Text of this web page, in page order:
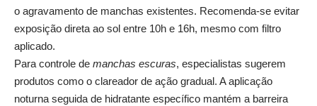
o agravamento de manchas existentes. Recomenda-se evitar
exposição direta ao sol entre 10h e 16h, mesmo com filtro
aplicado.
Para controle de manchas escuras, especialistas sugerem
produtos como o clareador de ação gradual. A aplicação
noturna seguida de hidratante específico mantém a barreira